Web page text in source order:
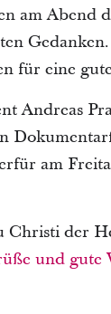
am Abend
für eine
Andreas
am
Christi der
und gute